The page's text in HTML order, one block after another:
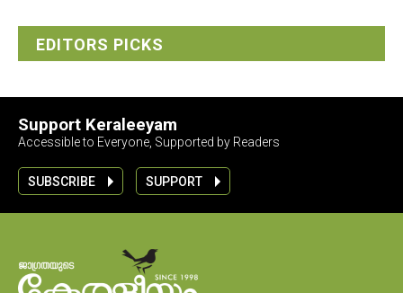
EDITORS PICKS
Support Keraleeyam
Accessible to Everyone, Supported by Readers
SUBSCRIBE SUPPORT